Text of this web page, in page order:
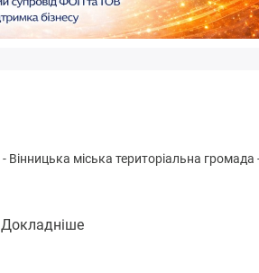
- Вінницькa міська територіальна громада
Докладніше